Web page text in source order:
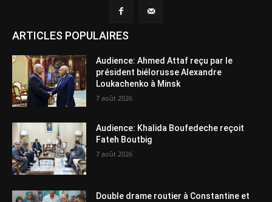
ARTICLES POPULAIRES
Audience: Ahmed Attaf reçu par le
président biélorusse Alexandre
Loukachenko à Minsk
7 août 2026
Audience: Khalida Boufedeche reçoit
Fateh Boutbig
7 août 2026
Double drame routier à Constantine et